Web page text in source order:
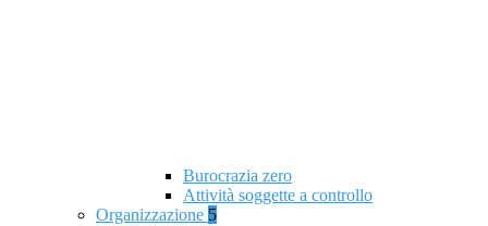
Burocrazia zero
Attività soggette a controllo
Organizzazione 5